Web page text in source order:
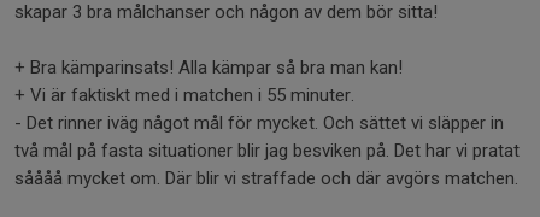
skapar 3 bra målchanser och någon av dem bör sitta!
+ Bra kämparinsats! Alla kämpar så bra man kan!
+ Vi är faktiskt med i matchen i 55 minuter.
- Det rinner iväg något mål för mycket. Och sättet vi släpper in
två mål på fasta situationer blir jag besviken på. Det har vi pratat
såååå mycket om. Där blir vi straffade och där avgörs matchen.